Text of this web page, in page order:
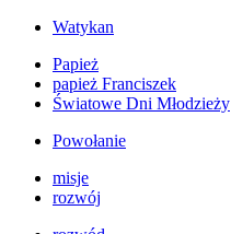
Watykan
Papież
papież Franciszek
Światowe Dni Młodzieży
Powołanie
misje
rozwój